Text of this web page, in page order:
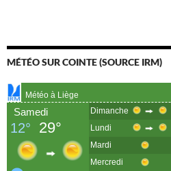
MÉTÉO SUR COINTE (SOURCE IRM)